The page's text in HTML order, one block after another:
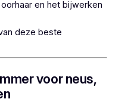
en het bijwerken
deze beste
voor neus,